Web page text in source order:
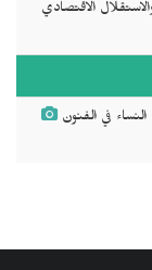
الاقتصادي
في الفنون